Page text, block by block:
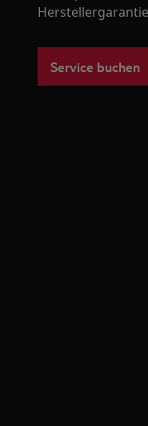
Service buchen